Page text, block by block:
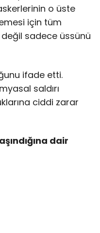
o üste
için tüm
değil sadece üssünü
ifade etti.
saldırı
ciddi zarar
dair